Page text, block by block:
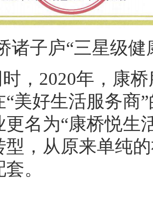
诸子庐“三星级健
，2020年，康
“美好生活服务商
更名为“康桥悦生
型，从原来单纯
。